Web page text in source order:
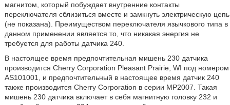
магнитом, который побуждает внутренние контакты
переключателя сблизиться вместе и замкнуть электрическую цепь
(не показана). Преимуществом переключателя язычкового типа в
данном применении является то, что никакая энергия не
требуется для работы датчика 240.
В настоящее время предпочтительная мишень 230 датчика
производится Cherry Corporation Pleasant Prairie, WI под номером
AS101001, и предпочтительный в настоящее время датчик 240
также производится Cherry Corporation в серии MP2007. Такая
мишень 230 датчика включает в себя магнитную головку 232 и